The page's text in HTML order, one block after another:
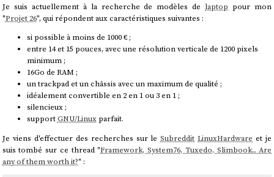
Je suis actuellement à la recherche de modèles de laptop pour mon
"Projet 26", qui répondent aux caractéristiques suivantes :
si possible à moins de 1000 € ;
entre 14 et 15 pouces, avec une résolution verticale de 1200 pixels
minimum ;
16Go de RAM ;
un trackpad et un châssis avec un maximum de qualité ;
idéalement convertible en 2 en 1 ou 3 en 1 ;
silencieux ;
supportGNU/Linuxparfait.
Je viens d'effectuer des recherches sur leSubreddit LinuxHardware et je
suis tombé sur ce thread "Framework, System76, Tuxedo, Slimbook... Are
any of them worth it?" :